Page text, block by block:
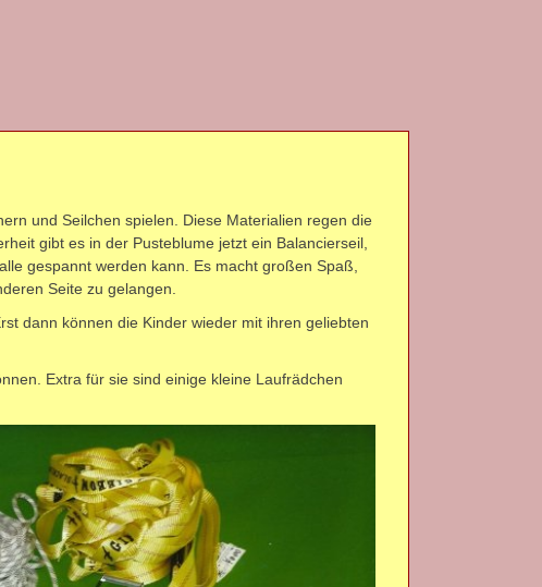
und Seilchen spielen. Diese Materialien regen die
gibt es in der Pusteblume jetzt ein Balancierseil,
gespannt werden kann. Es macht großen Spaß,
Seite zu gelangen.
dann können die Kinder wieder mit ihren geliebten
Extra für sie sind einige kleine Laufrädchen